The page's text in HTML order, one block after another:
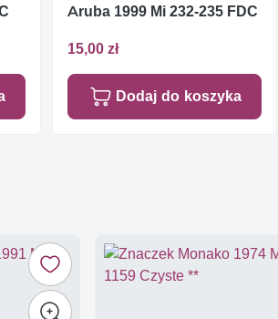
Aruba 1999 Mi 232-235 FDC
15,00 zł
Dodaj do koszyka